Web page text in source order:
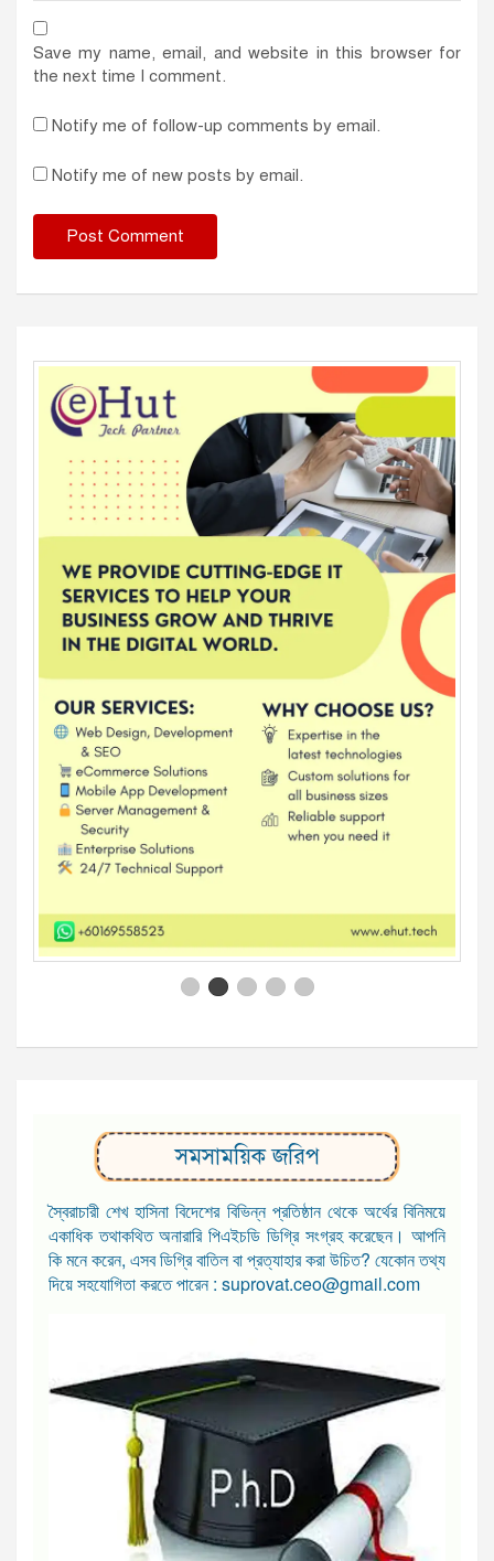
Save my name, email, and website in this browser for
the next time I comment.
Notify me of follow-up comments by email.
Notify me of new posts by email.
সমসাময়িক জরিপ
স্বৈরাচারী শেখ হাসিনা বিদেশের বিভিন্ন প্রতিষ্ঠান থেকে অর্থের বিনিময়ে
একাধিক তথাকথিত অনারারি পিএইচডি ডিগ্রি সংগ্রহ করেছেন। আপনি
কি মনে করেন, এসব ডিগ্রি বাতিল বা প্রত্যাহার করা উচিত? যেকোন তথ্য
দিয়ে সহযোগিতা করতে পারেন : suprovat.ceo@gmail.com